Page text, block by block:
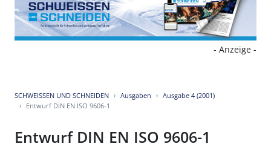
- Anzeige -
SCHWEISSEN UND SCHNEIDEN Ausgaben
Ausgabe 4 (2001)
Entwurf DIN EN ISO 9606-1
Entwurf DIN EN ISO 9606-1